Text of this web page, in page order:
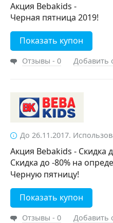
Акция Bebakids -
Черная пятница 2019!
Показать купон
Отзывы - 0 Добавить
До 26.11.2017.
Акция Bebakids - Скидка
Скидка до -80% на
Черную пятницу!
Показать купон
Отзывы - 0 Добавить